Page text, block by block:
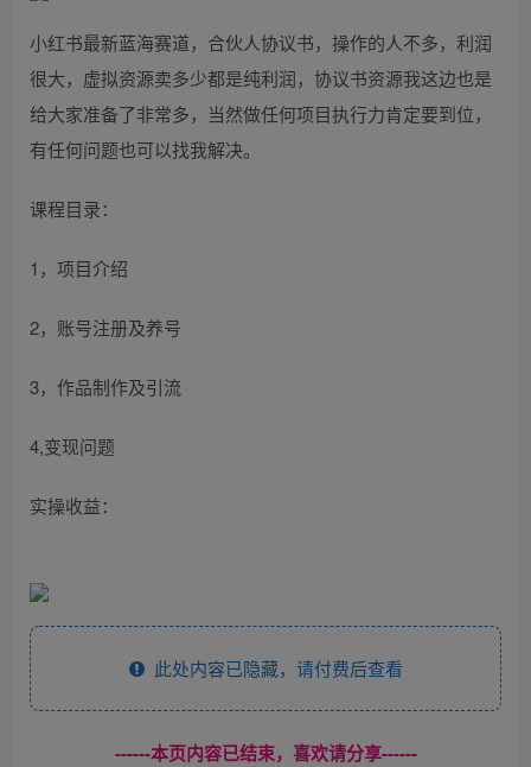
小红书最新蓝海赛道，合伙人协议书，操作的人不多，利润
很大，虚拟资源卖多少都是纯利润，协议书资源我这边也是
给大家准备了非常多，当然做任何项目执行力肯定要到位，
有任何问题也可以找我解决。
课程目录：
1，项目介绍
2，账号注册及养号
3，作品制作及引流
4,变现问题
实操收益：
此处内容已隐藏，请付费后查看
------本页内容已结束，喜欢请分享------